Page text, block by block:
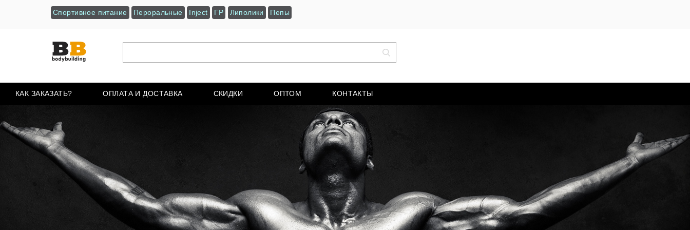
Спортивное питание Пероральные Inject ГР Липолики Пепы
КАК ЗАКАЗАТЬ? ОПЛАТА И ДОСТАВКА СКИДКИ ОПТОМ КОНТАКТЫ